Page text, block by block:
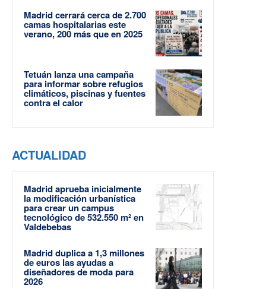
Madrid cerrará cerca de 2.700
camas hospitalarias este
verano, 200 más que en 2025
Tetuán lanza una campaña
para informar sobre refugios
climáticos, piscinas y fuentes
contra el calor
ACTUALIDAD
Madrid aprueba inicialmente
la modificación urbanística
para crear un campus
tecnológico de 532.550 m² en
Valdebebas
Madrid duplica a 1,3 millones
de euros las ayudas a
diseñadores de moda para
2026